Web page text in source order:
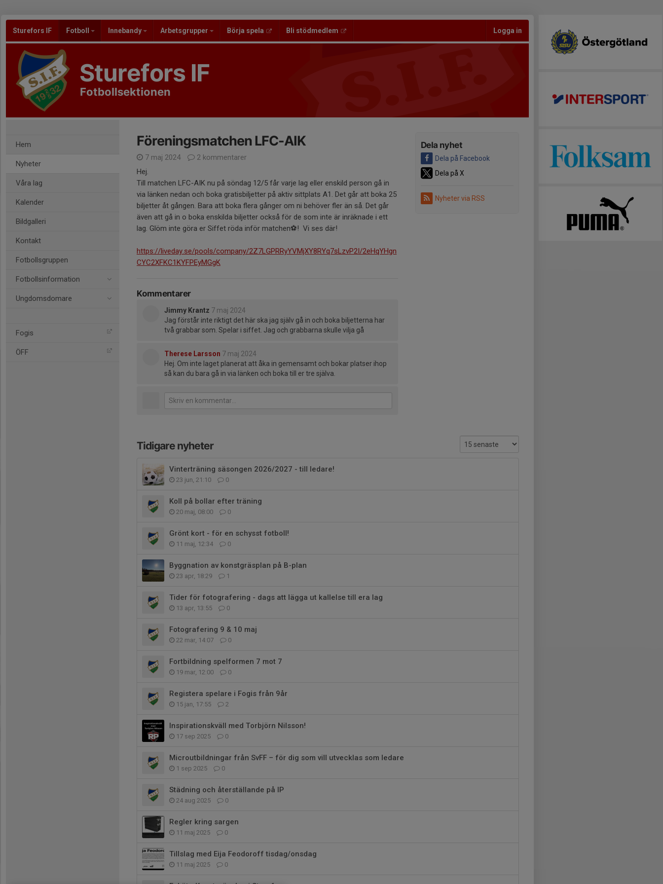
Sturefors IF Fotboll Innebandy Arbetsgrupper Börja spela Bli stödmedlem Logga in
Sturefors IF
Fotbollsektionen
Hem
Nyheter
Våra lag
Kalender
Bildgalleri
Kontakt
Fotbollsgruppen
Fotbollsinformation
Ungdomsdomare
Fogis
ÖFF
Dela nyhet
Dela på Facebook
Dela på X
Nyheter via RSS
Föreningsmatchen LFC-AIK
7 maj 2024
2 kommentarer
Hej.
Till matchen LFC-AIK nu på söndag 12/5 får varje lag eller enskild person gå in
via länken nedan och boka gratisbiljetter på aktiv sittplats A1. Det går att boka 25
biljetter åt gången. Bara att boka flera gånger om ni behöver fler än så. Det går
även att gå in o boka enskilda biljetter också för de som inte är inräknade i ett
lag. Glöm inte göra er Siffet röda inför matchen⚽️! Vi ses där!
https://liveday.se/pools/company/2Z7LGPRRyYVMjXY8RYq7sLzvP2I/2eHqYHgn
CYC2XFKC1KYFPEyMGgK
Kommentarer
Jimmy Krantz 7 maj 2024
Jag förstår inte riktigt det här ska jag själv gå in och boka biljetterna har
två grabbar som. Spelar i siffet. Jag och grabbarna skulle vilja gå
Therese Larsson 7 maj 2024
Hej. Om inte laget planerat att åka in gemensamt och bokar platser ihop
så kan du bara gå in via länken och boka till er tre själva.
Tidigare nyheter
Vinterträning säsongen 2026/2027 - till ledare!
23 jun, 21:10 0
Koll på bollar efter träning
20 maj, 08:00 0
Grönt kort - för en schysst fotboll!
11 maj, 12:34 0
Byggnation av konstgräsplan på B-plan
23 apr, 18:29 1
Tider för fotografering - dags att lägga ut kallelse till era lag
13 apr, 13:55 0
Fotografering 9 & 10 maj
22 mar, 14:07 0
Fortbildning spelformen 7 mot 7
19 mar, 12:00 0
Registera spelare i Fogis från 9år
15 jan, 17:55 2
Inspirationskväll med Torbjörn Nilsson!
17 sep 2025 0
Microutbildningar från SvFF – för dig som vill utvecklas som ledare
1 sep 2025 0
Städning och återställande på IP
24 aug 2025 0
Regler kring sargen
11 maj 2025 0
Tillslag med Eija Feodoroff tisdag/onsdag
11 maj 2025 0